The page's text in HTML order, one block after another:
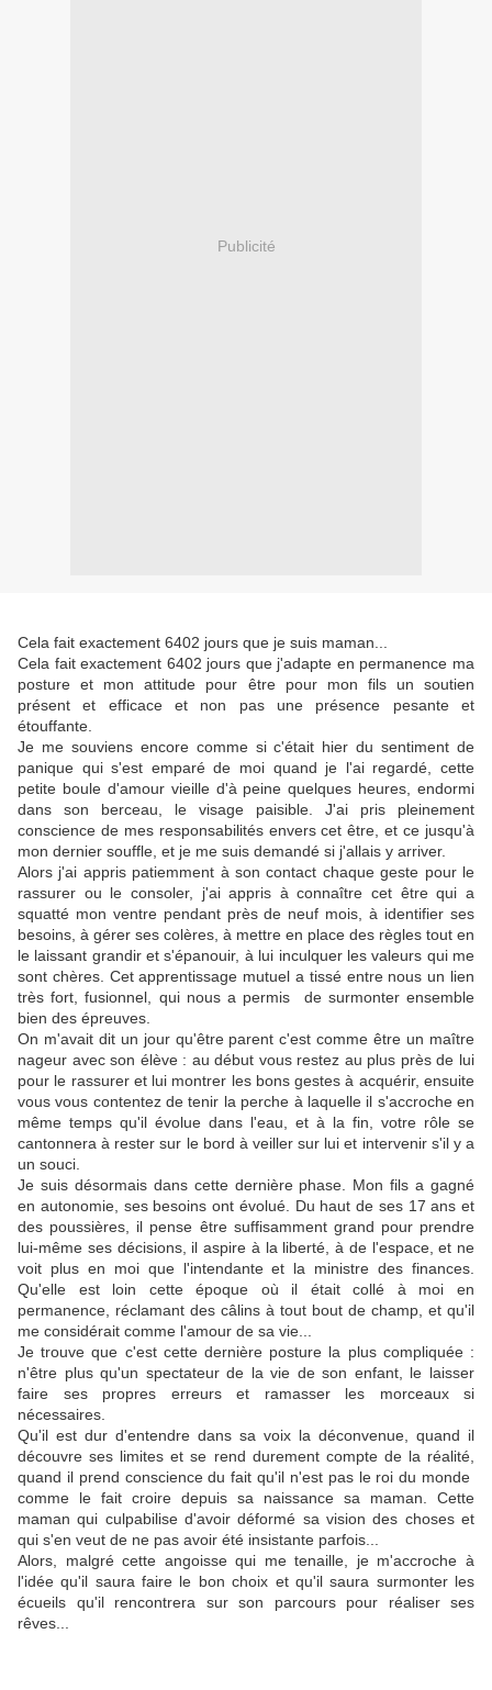
Publicité
Cela fait exactement 6402 jours que je suis maman...
Cela fait exactement 6402 jours que j'adapte en permanence ma
posture et mon attitude pour être pour mon fils un soutien
présent et efficace et non pas une présence pesante et
étouffante.
Je me souviens encore comme si c'était hier du sentiment de
panique qui s'est emparé de moi quand je l'ai regardé, cette
petite boule d'amour vieille d'à peine quelques heures, endormi
dans son berceau, le visage paisible. J'ai pris pleinement
conscience de mes responsabilités envers cet être, et ce jusqu'à
mon dernier souffle, et je me suis demandé si j'allais y arriver.
Alors j'ai appris patiemment à son contact chaque geste pour le
rassurer ou le consoler, j'ai appris à connaître cet être qui a
squatté mon ventre pendant près de neuf mois, à identifier ses
besoins, à gérer ses colères, à mettre en place des règles tout en
le laissant grandir et s'épanouir, à lui inculquer les valeurs qui me
sont chères. Cet apprentissage mutuel a tissé entre nous un lien
très fort, fusionnel, qui nous a permis de surmonter ensemble
bien des épreuves.
On m'avait dit un jour qu'être parent c'est comme être un maître
nageur avec son élève : au début vous restez au plus près de lui
pour le rassurer et lui montrer les bons gestes à acquérir, ensuite
vous vous contentez de tenir la perche à laquelle il s'accroche en
même temps qu'il évolue dans l'eau, et à la fin, votre rôle se
cantonnera à rester sur le bord à veiller sur lui et intervenir s'il y a
un souci.
Je suis désormais dans cette dernière phase. Mon fils a gagné
en autonomie, ses besoins ont évolué. Du haut de ses 17 ans et
des poussières, il pense être suffisamment grand pour prendre
lui-même ses décisions, il aspire à la liberté, à de l'espace, et ne
voit plus en moi que l'intendante et la ministre des finances.
Qu'elle est loin cette époque où il était collé à moi en
permanence, réclamant des câlins à tout bout de champ, et qu'il
me considérait comme l'amour de sa vie...
Je trouve que c'est cette dernière posture la plus compliquée :
n'être plus qu'un spectateur de la vie de son enfant, le laisser
faire ses propres erreurs et ramasser les morceaux si
nécessaires.
Qu'il est dur d'entendre dans sa voix la déconvenue, quand il
découvre ses limites et se rend durement compte de la réalité,
quand il prend conscience du fait qu'il n'est pas le roi du monde
comme le fait croire depuis sa naissance sa maman. Cette
maman qui culpabilise d'avoir déformé sa vision des choses et
qui s'en veut de ne pas avoir été insistante parfois...
Alors, malgré cette angoisse qui me tenaille, je m'accroche à
l'idée qu'il saura faire le bon choix et qu'il saura surmonter les
écueils qu'il rencontrera sur son parcours pour réaliser ses
rêves...